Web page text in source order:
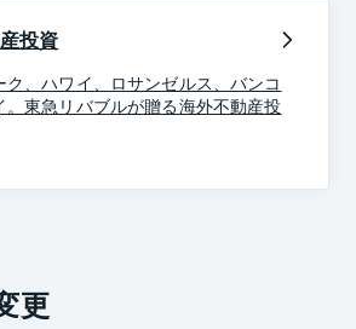
投資
ク、ハワイ、ロサンゼルス、バンコ
。東急リバブルが贈る海外不動産投
更